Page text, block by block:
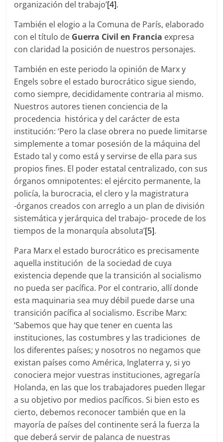
organización del trabajo’[4].
También el elogio a la Comuna de París, elaborado
con el título de Guerra Civil en Francia expresa
con claridad la posición de nuestros personajes.
También en este periodo la opinión de Marx y
Engels sobre el estado burocrático sigue siendo,
como siempre, decididamente contraria al mismo.
Nuestros autores tienen conciencia de la
procedencia histórica y del carácter de esta
institución: ‘Pero la clase obrera no puede limitarse
simplemente a tomar posesión de la máquina del
Estado tal y como está y servirse de ella para sus
propios fines. El poder estatal centralizado, con sus
órganos omnipotentes: el ejército permanente, la
policía, la burocracia, el clero y la magistratura
-órganos creados con arreglo a un plan de división
sistemática y jerárquica del trabajo- procede de los
tiempos de la monarquía absoluta’[5].
Para Marx el estado burocrático es precisamente
aquella institución de la sociedad de cuya
existencia depende que la transición al socialismo
no pueda ser pacífica. Por el contrario, allí donde
esta maquinaria sea muy débil puede darse una
transición pacífica al socialismo. Escribe Marx:
‘Sabemos que hay que tener en cuenta las
instituciones, las costumbres y las tradiciones de
los diferentes países; y nosotros no negamos que
existan países como América, Inglaterra y, si yo
conociera mejor vuestras instituciones, agregaría
Holanda, en las que los trabajadores pueden llegar
a su objetivo por medios pacíficos. Si bien esto es
cierto, debemos reconocer también que en la
mayoría de países del continente será la fuerza la
que deberá servir de palanca de nuestras